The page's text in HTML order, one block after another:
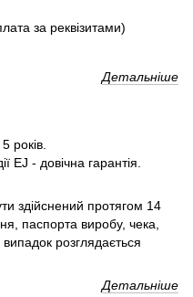
за реквізитами)
Детальніше
років.
EJ - довічна гарантія.
здійснений протягом 14
паспорта виробу, чека,
розглядається
Детальніше